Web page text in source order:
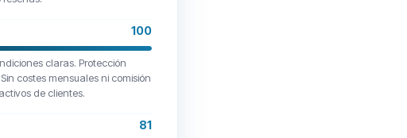
100
claras. Protección
costes mensuales ni comisión
de clientes.
81